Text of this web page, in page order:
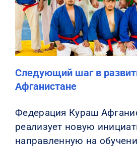
Следующий шаг в
Афганистане
Федерация Кураш
реализует новую
направленную на